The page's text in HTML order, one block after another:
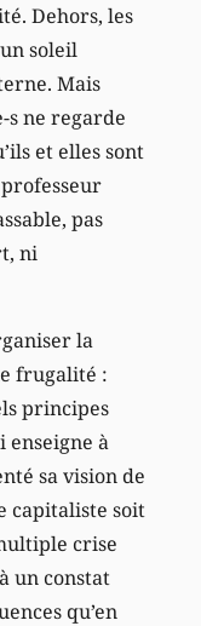
Dehors, les
soleil
Mais
s ne regarde
et elles sont
pas
ni
la
frugalité :
principes
enseigne à
sa vision de
capitaliste soit
crise
un constat
qu’en